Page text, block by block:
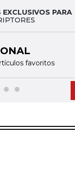
PARA
favoritos